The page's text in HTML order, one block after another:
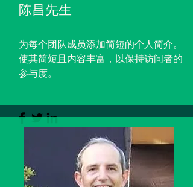
陈昌先生
为每个团队成员添加简短的个人简介。
使其简短且内容丰富，以保持访问者的
参与度。